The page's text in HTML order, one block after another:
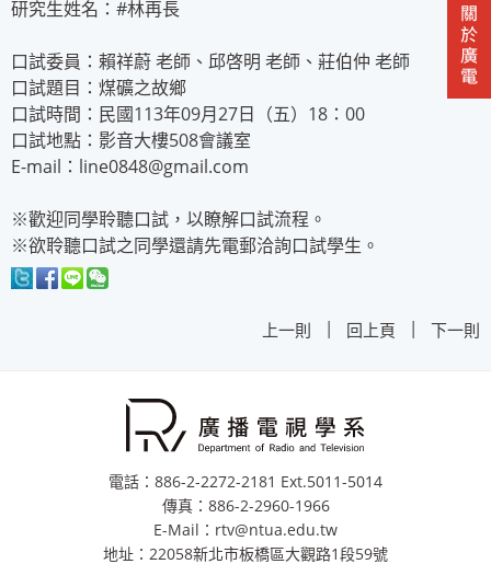
研究生姓名：#林再長
口試委員：賴祥蔚 老師、邱啓明 老師、莊伯仲 老師
口試題目：煤礦之故鄉
口試時間：民國113年09月27日（五）18：00
口試地點：影音大樓508會議室
E-mail：line0848@gmail.com
※歡迎同學聆聽口試，以瞭解口試流程。
※欲聆聽口試之同學還請先電郵洽詢口試學生。
上一則 | 回上頁 | 下一則
電話：886-2-2272-2181 Ext.5011-5014
傳真：886-2-2960-1966
E-Mail：rtv@ntua.edu.tw
地址：22058新北市板橋區大觀路1段59號